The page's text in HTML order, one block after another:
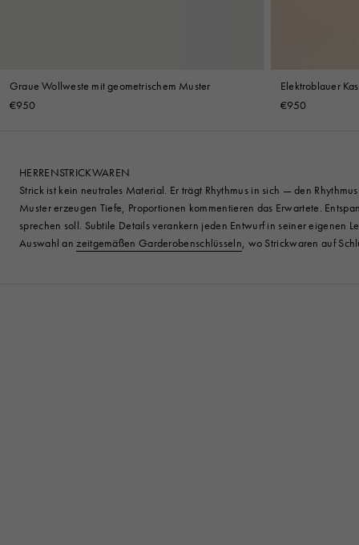
Graue Wollweste mit geometrischem Muster
€950
Elektroblauer
Applikation
€950
HERRENSTRICKWAREN
Strick ist kein neutrales Material. Er trägt Rhythmus in sich — den
Muster erzeugen Tiefe, Proportionen kommentieren das Erwartete.
sprechen soll. Subtile Details verankern jeden Entwurf in seiner eigenen
Auswahl anzeitgemäßen Garderobenschlüsseln, wo Strickwaren auf